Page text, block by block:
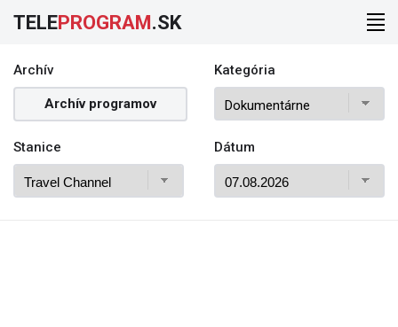
TELEPROGRAM.SK
Archív
Archív programov
Kategória
Stanice Dátum